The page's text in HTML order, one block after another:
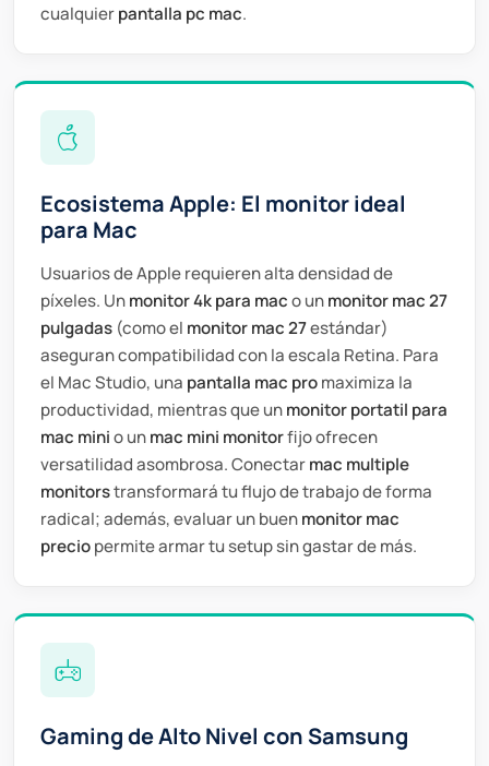
cualquierpantalla pc mac.
Ecosistema Apple: El monitor ideal
para Mac
Usuarios de Apple requieren alta densidad de
píxeles. Unmonitor 4k para maco unmonitor mac 27
pulgadas (como el monitor mac 27estándar)
aseguran compatibilidad con la escala Retina. Para
el Mac Studio, una pantalla mac promaximiza la
productividad, mientras que unmonitor portatil para
mac minio unmac mini monitorfijo ofrecen
versatilidad asombrosa. Conectarmac multiple
monitorstransformará tu flujo de trabajo de forma
radical; además, evaluar un buenmonitor mac
preciopermite armar tu setup sin gastar de más.
Gaming de Alto Nivel con Samsung